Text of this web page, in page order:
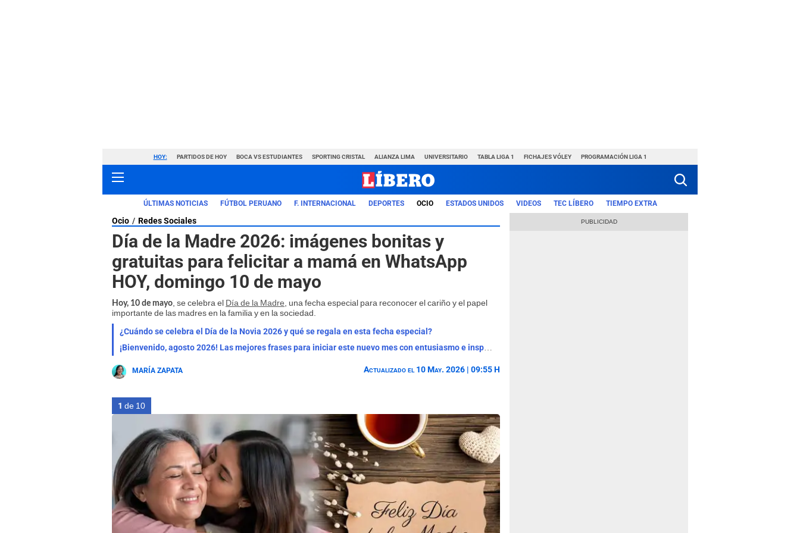
HOY: PARTIDOS DE HOY BOCA VS ESTUDIANTES SPORTING CRISTAL ALIANZA LIMA UNIVERSITARIO TABLA LIGA 1 FICHAJES VÓLEY PROGRAMACIÓN LIGA 1
ÚLTIMAS NOTICIAS FÚTBOL PERUANO F. INTERNACIONAL DEPORTES OCIO ESTADOS UNIDOS VIDEOS TEC LÍBERO TIEMPO EXTRA
Ocio Redes Sociales
Día de la Madre 2026: imágenes bonitas y
gratuitas para felicitar a mamá en WhatsApp
HOY, domingo 10 de mayo
Hoy, 10 de mayo , se celebra el Día de la Madre , una fecha especial para reconocer el cariño y el papel
importante de las madres en la familia y en la sociedad.
¿Cuándo se celebra el Día de la Novia 2026 y qué se regala en esta fecha especial?
¡Bienvenido, agosto 2026! Las mejores frases para iniciar este nuevo mes con entusiasmo e inspiración
MARÍA ZAPATA Actualizado el 10 May. 2026 | 09:55 H
1 de 10